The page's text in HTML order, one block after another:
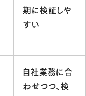
期に検証しや
すい
自社業務に合
わせつつ、検